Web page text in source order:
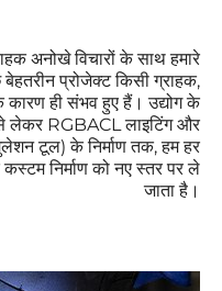
अनोखे विचारों के साथ हमारे
प्रोजेक्ट किसी ग्राहक,
कारण ही संभव हुए हैं। उद्योग के
लेकर RGBACL लाइटिंग और
टूल) के निर्माण तक, हम हर
निर्माण को नए स्तर पर ले
जाता है।